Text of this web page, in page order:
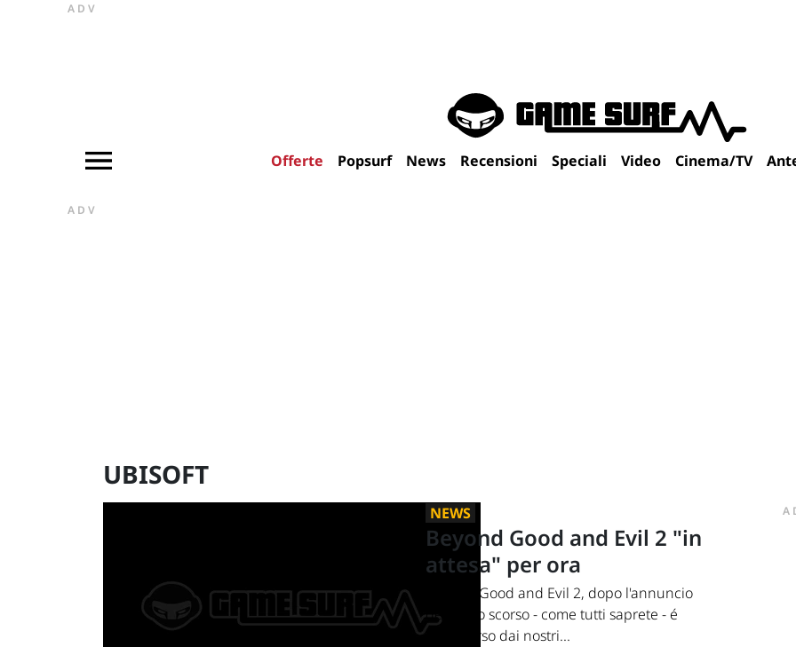
ADV
Offerte Popsurf News Recensioni Speciali Video Cinema/TV
ADV
UBISOFT
NEWS
Beyond Good and Evil 2 "in
attesa" per ora
Beyond Good and Evil 2, dopo l'annuncio
dell'anno scorso - come tutti saprete - é
scomparso dai nostri...